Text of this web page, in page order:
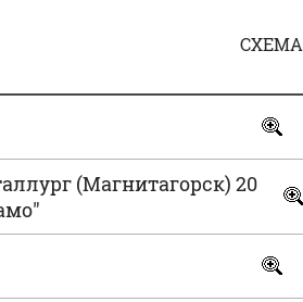
СХЕМА
(Магнитагорск) 20